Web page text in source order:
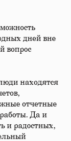
дней вне
вопрос
находятся
отчетные
Да и
и радостных,